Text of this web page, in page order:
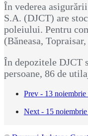
În vederea
S.A. (DJCT) are
poleiului. Pentru
(Băneasa,
În depozitele DJCT
persoane, 86 de
Prev - 13
Next - 15